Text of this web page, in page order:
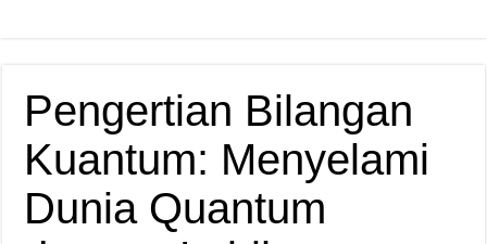
Pengertian Bilangan
Kuantum: Menyelami
Dunia Quantum